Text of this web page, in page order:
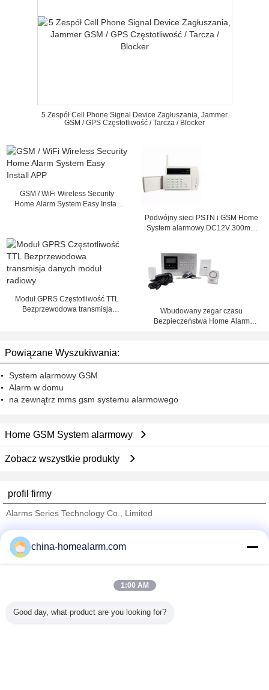
5 Zespół Cell Phone Signal Device Zagłuszania, Jammer
GSM / GPS Częstotliwość / Tarcza / Blocker
GSM / WiFi Wireless Security
Home Alarm System Easy Install
Podwójny sieci PSTN i GSM Home
System alarmowy DC12V 300mA,
Moduł GPRS Częstotliwość TTL
Bezprzewodowa transmisja
Wbudowany zegar czasu
Bezpieczeństwa Home Alarm
Powiązane Wyszukiwania:
System alarmowy GSM
Alarm w domu
na zewnątrz mms gsm systemu alarmowego
Home GSM System alarmowy
Zobacz wszystkie produkty
profil firmy
Alarms Series Technology Co., Limited
Trust Seal
Verified Suplier
Wszystkie produkty
china-homealarm.com
1:00 AM
Good day, what product are you looking for?